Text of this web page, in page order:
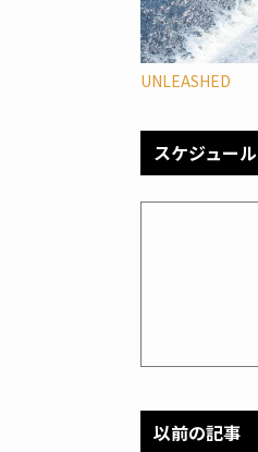
UNLEASHED
スケジュール
以前の記事